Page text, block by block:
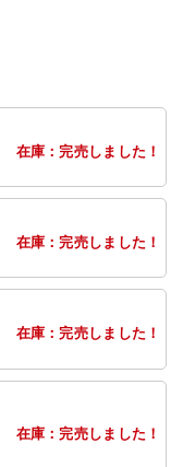
在庫：完売しました！
在庫：完売しました！
在庫：完売しました！
在庫：完売しました！